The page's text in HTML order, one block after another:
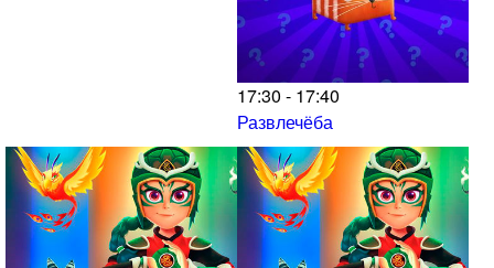
17:30 - 17:40
Развлечёба